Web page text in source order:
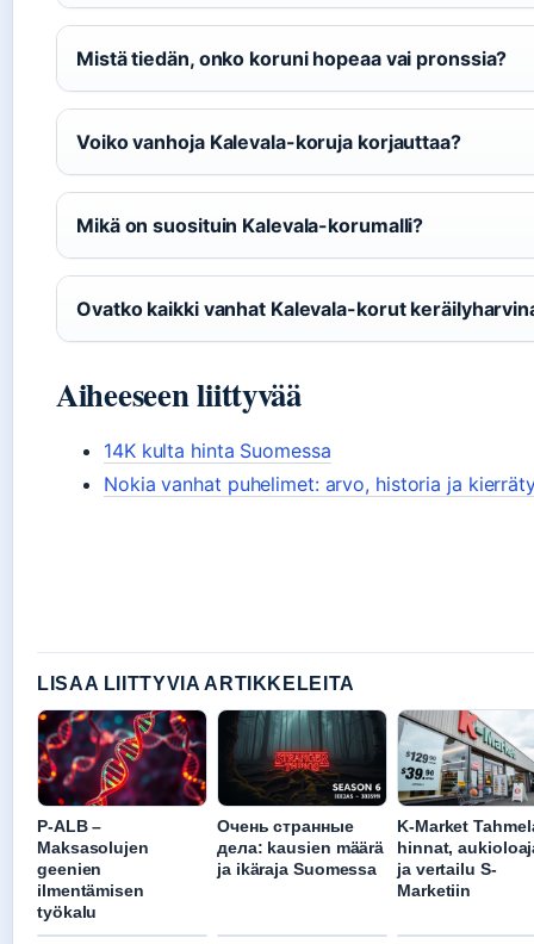
Mistä tiedän, onko koruni hopeaa vai pronssia?
Voiko vanhoja Kalevala-koruja korjauttaa?
Mikä on suosituin Kalevala-korumalli?
Ovatko kaikki vanhat Kalevala-korut
Aiheeseen liittyvää
14K kulta hinta Suomessa
Nokia vanhat puhelimet: arvo, historia ja
LISAA LIITTYVIA ARTIKKELEITA
P-ALB –
Maksasolujen
geenien
ilmentämisen
työkalu
Очень странные
дела: kausien määrä
ja ikäraja Suomessa
K-Market
hinnat,
ja vertailu S-
Marketiin